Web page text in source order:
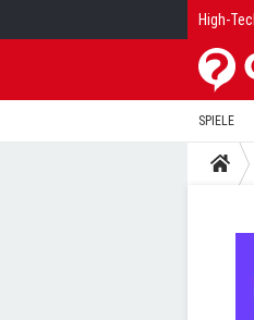
High-
SPIELE